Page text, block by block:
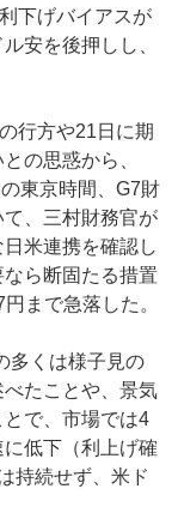
下げバイアスが
安を後押しし、
行方や21日に期
の思惑から、
東京時間、G7財
、三村財務官が
米連携を確認し
ら断固たる措置
まで急落した。
多くは様子見の
たことや、景気
で、市場では4
低下（利上げ確
持続せず、米ド